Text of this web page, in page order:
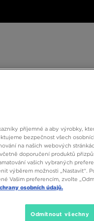
příjemné a aby výrobky,
bezpečnost všech
na našich webových
doporučení produktů
vašich vybraných
výběrem možnosti „Nastavit“.
Vašim preferencím, zvolte
osobních údajů.
Odmítnout všechny